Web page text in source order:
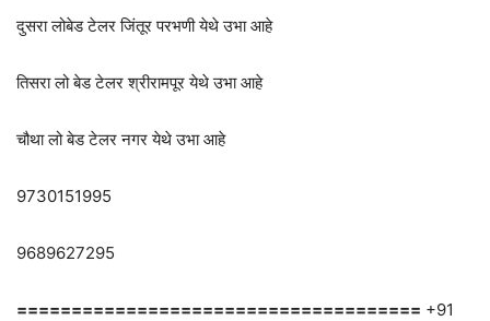
दुसरा लोबेड टेलर जिंतूर परभणी येथे उभा आहे
तिसरा लो बेड टेलर श्रीरामपूर येथे उभा आहे
चौथा लो बेड टेलर नगर येथे उभा आहे
9730151995
9689627295
===================================== +91